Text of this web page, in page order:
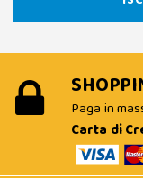
Paga in
Carta di